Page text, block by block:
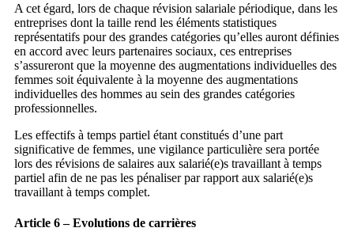
A cet égard, lors de chaque révision salariale périodique, dans les
entreprises dont la taille rend les éléments statistiques
représentatifs pour des grandes catégories qu’elles auront définies
en accord avec leurs partenaires sociaux, ces entreprises
s’assureront que la moyenne des augmentations individuelles des
femmes soit équivalente à la moyenne des augmentations
individuelles des hommes au sein des grandes catégories
professionnelles.
Les effectifs à temps partiel étant constitués d’une part
significative de femmes, une vigilance particulière sera portée
lors des révisions de salaires aux salarié(e)s travaillant à temps
partiel afin de ne pas les pénaliser par rapport aux salarié(e)s
travaillant à temps complet.
Article 6 – Evolutions de carrières